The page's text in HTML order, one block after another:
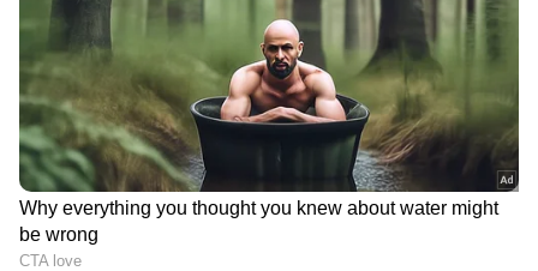
കൂടി വരാനുണ്ട്. കെ പി സി സി അധ്യക്ഷൻ
സണ്ണി ജോസഫിന് പ്രധാനപ്പെട്ട വകുപ്പ് തന്നെ
നൽകിയേക്കുമെന്നാണ് സൂചന.
വട്ടിയൂര്‍ക്കാവിൽ മികച്ച വിജയം നേടിയ കെ
മുരളീധരന് സുപ്രധാനപ്പെട്ട
വകുപ്പുകളിലൊന്നാകും ലഭിക്കുക. മികച്ച
വിജയത്തോടെയാണ് ബിന്ദു കൃഷ്ണ
നിയമസഭയിലേക്കെത്തുന്നത്. വളരെ സീനിയര്‍